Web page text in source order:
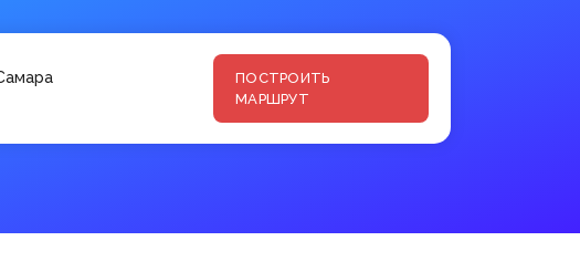
ПОСТРОИТЬ
МАРШРУТ